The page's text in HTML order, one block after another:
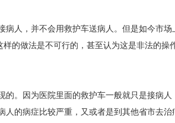
人，并不会用救护车送病人。但是如今市
的做法是不可行的，甚至认为这是非法的操
。因为医院里面的救护车一般就只是接病人
的病症比较严重，又或者是到其他省市去